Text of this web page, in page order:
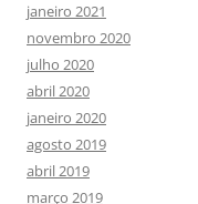
janeiro 2021
novembro 2020
julho 2020
abril 2020
janeiro 2020
agosto 2019
abril 2019
março 2019